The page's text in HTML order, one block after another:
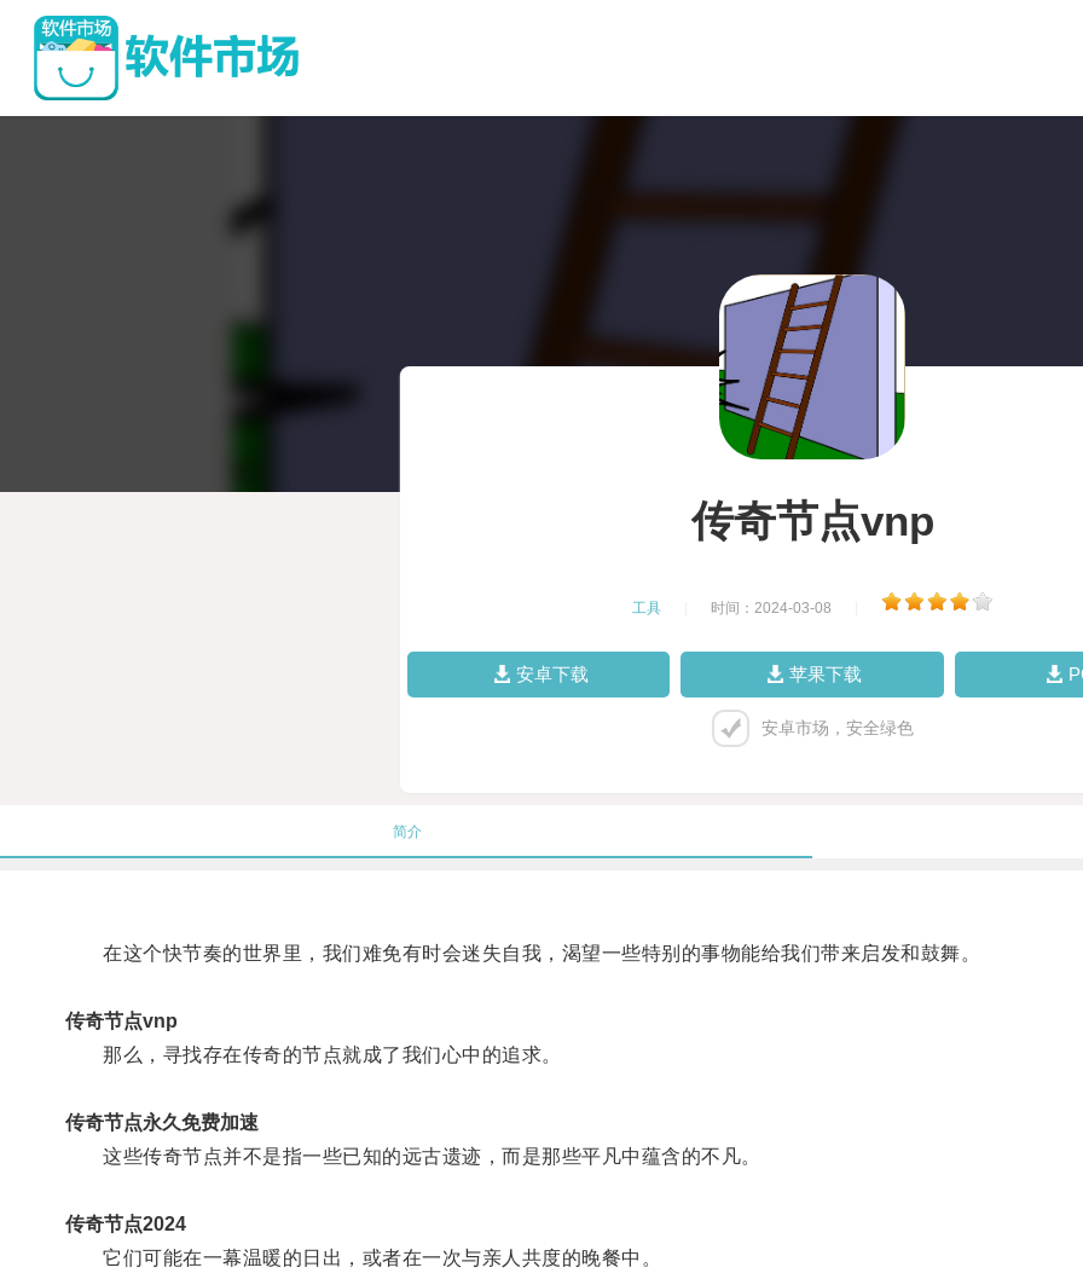
传奇节点vnp
工具 时间：2024-03-08
安卓下载 苹果下载
安卓市场，安全绿色
简介
在这个快节奏的世界里，我们难免有时会迷失自我，渴望一些特别的事物能给我们带来启发和鼓舞。
传奇节点vnp
那么，寻找存在传奇的节点就成了我们心中的追求。
传奇节点永久免费加速
这些传奇节点并不是指一些已知的远古遗迹，而是那些平凡中蕴含的不凡。
传奇节点2024
它们可能在一幕温暖的日出，或者在一次与亲人共度的晚餐中。